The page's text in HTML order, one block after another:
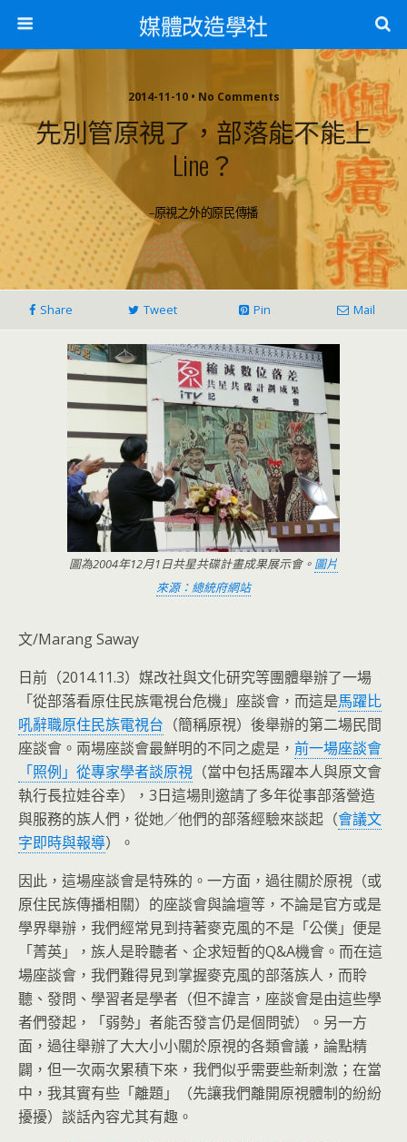
媒體改造學社
2014-11-10 • No Comments
先別管原視了，部落能不能上
Line？
–原視之外的原民傳播
Share Tweet Pin Mail
圖為2004年12月1日共星共碟計畫成果展示會。 圖片
來源：總統府網站
文/Marang Saway
日前（2014.11.3）媒改社與文化研究等團體舉辦了一場
「從部落看原住民族電視台危機」座談會，而這是馬躍比
吼辭職原住民族電視台 （簡稱原視）後舉辦的第二場民間
座談會。兩場座談會最鮮明的不同之處是 ， 前一場座談會
「照例」從專家學者談原視 （當中包括馬躍本人與原文會
執行長拉娃谷幸），3日這場則邀請了多年從事部落營造
與服務的族人們，從她／他們的部落經驗來談起（會議文
字即時與報導）。
因此，這場座談會是特殊的。一方面，過往關於原視（或
原住民族傳播相關）的座談會與論壇等，不論是官方或是
學界舉辦，我們經常見到持著麥克風的不是「公僕」便是
「菁英」，族人是聆聽者、企求短暫的Q&A機會。而在這
場座談會，我們難得見到掌握麥克風的部落族人，而聆
聽、發問、學習者是學者（但不諱言，座談會是由這些學
者們發起，「弱勢」者能否發言仍是個問號）。另一方
面，過往舉辦了大大小小關於原視的各類會議，論點精
闢，但一次兩次累積下來，我們似乎需要些新刺激；在當
中，我其實有些「離題」（先讓我們離開原視體制的紛紛
擾擾）談話內容尤其有趣。